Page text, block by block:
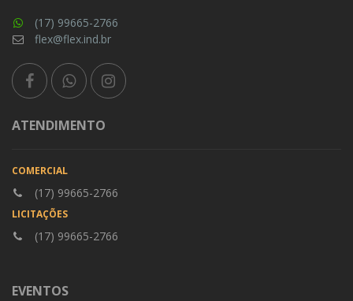
(17) 99665-2766
flex@flex.ind.br
ATENDIMENTO
COMERCIAL
(17) 99665-2766
LICITAÇÕES
(17) 99665-2766
EVENTOS